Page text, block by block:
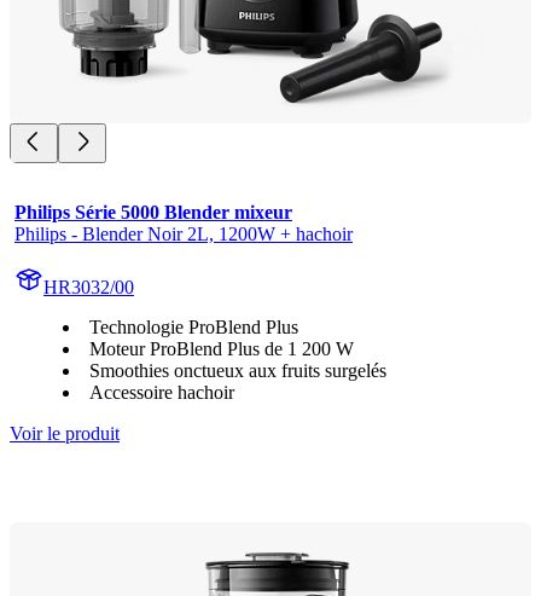
Philips Série 5000 Blender mixeur
Philips - Blender Noir 2L, 1200W + hachoir
HR3032/00
Technologie ProBlend Plus
Moteur ProBlend Plus de 1 200 W
Smoothies onctueux aux fruits surgelés
Accessoire hachoir
Voir le produit